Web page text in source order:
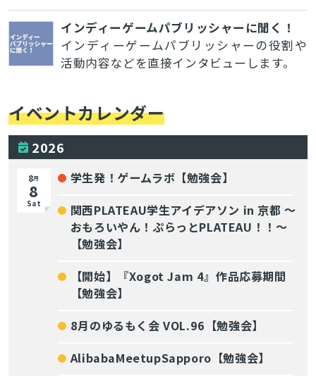
インディーゲームパブリッシャーに聞く！
インディーゲームパブリッシャーの役割や
活動内容などを直接インタビューします。
イベントカレンダー
2026
8月
8
Sat
学生発！ゲームラボ【勉強会】
関西PLATEAU学生アイデアソン in 京都 〜
おもろいやん！ぷらっとPLATEAU！！〜
【勉強会】
【開始】『Xogot Jam 4』作品応募期間
【勉強会】
8月のゆるもく会 VOL.96【勉強会】
AlibabaMeetupSapporo【勉強会】